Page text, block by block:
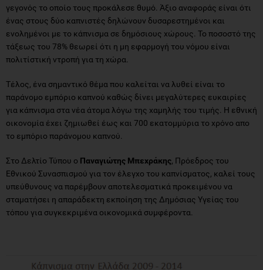
γεγονός το οποίο τους προκάλεσε θυμό. Άξιο αναφοράς είναι ότι
ένας στους δύο καπνιστές δηλώνουν δυσαρεστημένοι και
ενολημένοι με το κάπνισμα σε δημόσιους χώρους. Το ποσοστό της
τάξεως του 78% θεωρεί ότι η μη εφαρμογή του νόμου είναι
πολιτίστική ντροπή για τη χώρα.
Τέλος, ένα σημαντικό θέμα που καλείται να λυθεί είναι το
παράνομο εμπόριο καπνού καθώς δίνει μεγαλύτερες ευκαιρίες
για κάπνισμα στα νέα άτομα λόγω της χαμηλής του τιμής. Η εθνική
οικονομία έχει ζημιωθεί έως και 700 εκατομμύρια το χρόνο απο
το εμπόριο παράνομου καπνού.
Στο Δελτίο Τύπου ο Παναγιώτης Μπεχράκης, Πρόεδρος του
Εθνικού Συνασπισμού για τον έλεγχο του καπνίσματος, καλεί τους
υπεύθυνους να παρέμβουν αποτελεσματικά προκειμένου να
σταματήσει η απαράδεκτη εκποίηση της Δημόσιας Υγείας του
τόπου για συγκεκριμένα οικονομικά συμφέροντα.